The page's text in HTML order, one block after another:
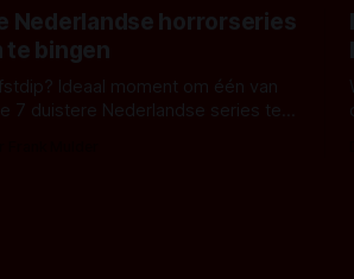
Nederlandse horrorseries
te bingen
Ideaal moment om één van
7 duistere Nederlandse series te